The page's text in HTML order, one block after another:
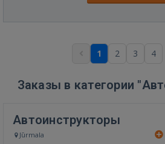
1 2 3 4
Заказы в категории
Автоинструкторы
Jūrmala